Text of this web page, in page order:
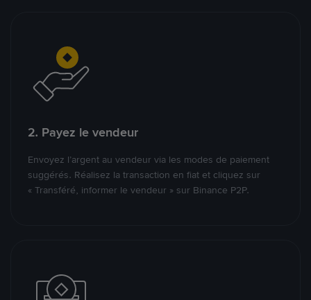
2. Payez le vendeur
Envoyez l’argent au vendeur via les modes de paiement
suggérés. Réalisez la transaction en fiat et cliquez sur
« Transféré, informer le vendeur » sur Binance P2P.